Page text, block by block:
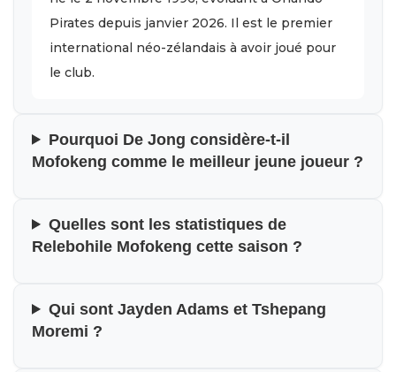
Pirates depuis janvier 2026. Il est le premier
international néo-zélandais à avoir joué pour
le club.
Pourquoi De Jong considère-t-il
Mofokeng comme le meilleur jeune joueur ?
Quelles sont les statistiques de
Relebohile Mofokeng cette saison ?
Qui sont Jayden Adams et Tshepang
Moremi ?